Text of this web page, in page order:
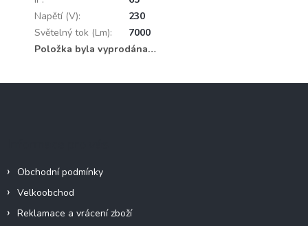
Napětí (V):
230
Světelný tok (Lm):
7000
Položka byla vyprodána…
Obchodní podmínky
Velkoobchod
Reklamace a vrácení zboží